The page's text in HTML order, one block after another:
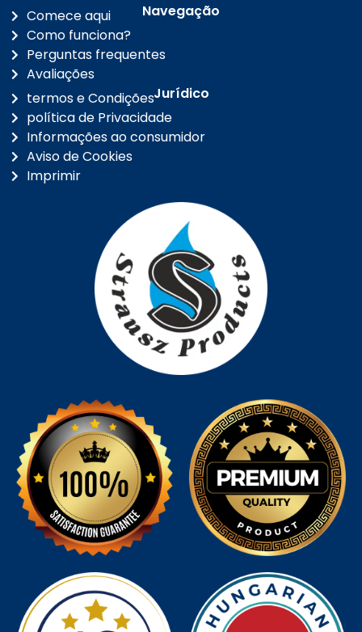
Navegação
Comece aqui
Como funciona?
Perguntas frequentes
Avaliações
Jurídico
termos e Condições
política de Privacidade
Informações ao consumidor
Aviso de Cookies
Imprimir